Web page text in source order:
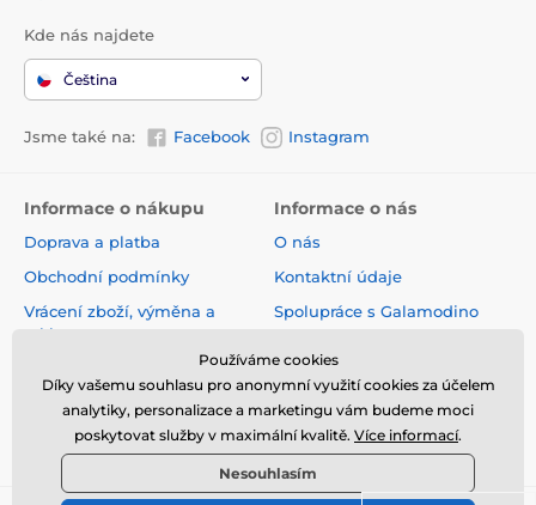
Kde nás najdete
Čeština
Jsme také na: Facebook Instagram
Informace o nákupu
Doprava a platba
Obchodní podmínky
Vrácení zboží, výměna a
reklamace
Online vrácení a reklamace
Sledování zásilky
Nejčastější dotazy
Informace o nás
O nás
Kontaktní údaje
Spolupráce s Galamodino
údajů
Používáme cookies
Díky vašemu souhlasu pro anonymní využití cookies za účelem
analytiky, personalizace a marketingu vám budeme moci
poskytovat služby v maximální kvalitě. Více informací.
Nesouhlasím